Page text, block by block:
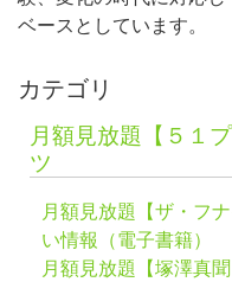
ベースとしています。
カテゴリ
月額見放題【５１
ツ
月額見放題【ザ・フ
い情報（電子書籍）
月額見放題【塚澤真